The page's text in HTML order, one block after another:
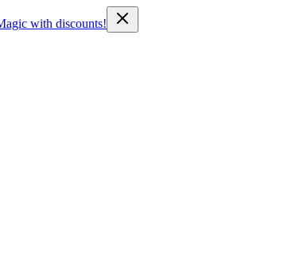
with discounts!